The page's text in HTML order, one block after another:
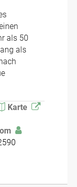
als 50
als
Karte